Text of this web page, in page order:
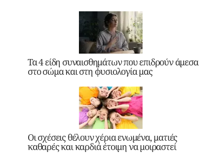
Τα 4 είδη συναισθημάτων που επιδρούν άμεσα
στο σώμα και στη φυσιολογία μας
Οι σχέσεις θέλουν χέρια ενωμένα, ματιές
καθαρές και καρδιά έτοιμη να μοιραστεί